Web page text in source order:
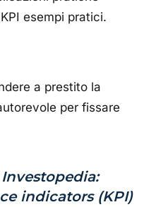
esempi pratici.
a prestito la
per fissare
indicators (KPI)